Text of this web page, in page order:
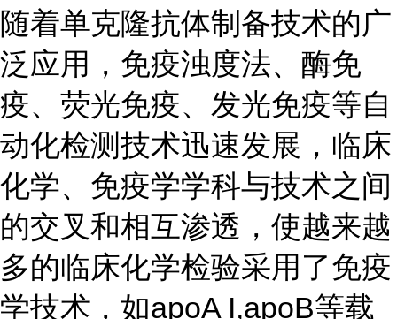
随着单克隆抗体制备技术的广
泛应用，免疫浊度法、酶免
疫、荧光免疫、发光免疫等自
动化检测技术迅速发展，临床
化学、免疫学学科与技术之间
的交叉和相互渗透，使越来越
多的临床化学检验采用了免疫
学技术，如apoA I,apoB等载